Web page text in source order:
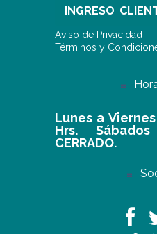
INGRESO
Aviso de Privacidad
Términos y
Lunes a
Hrs.
CERRADO.